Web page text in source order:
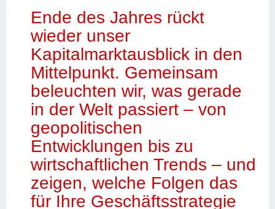
Ende des Jahres rückt
wieder unser
Kapitalmarktausblick in den
Mittelpunkt. Gemeinsam
beleuchten wir, was gerade
in der Welt passiert – von
geopolitischen
Entwicklungen bis zu
wirtschaftlichen Trends – und
zeigen, welche Folgen das
für Ihre Geschäftsstrategie